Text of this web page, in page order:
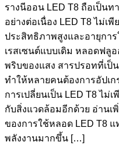
รางนีออน LED T8 ถือเป็น
อย่างต่อเนื่อง LED T8 ไม่เ
ประสิทธิภาพสูงและอายุกา
เรสเซนต์แบบเดิม หลอดฟลูอ
พริบของแสง สารปรอทที่เป็
ทำให้หลายคนต้องการอัปเ
การเปลี่ยนเป็น LED T8 ไม่
กับสิ่งแวดล้อมอีกด้วย อ่านเ
ของการใช้หลอด LED T8
พลังงานมากขึ้น […]